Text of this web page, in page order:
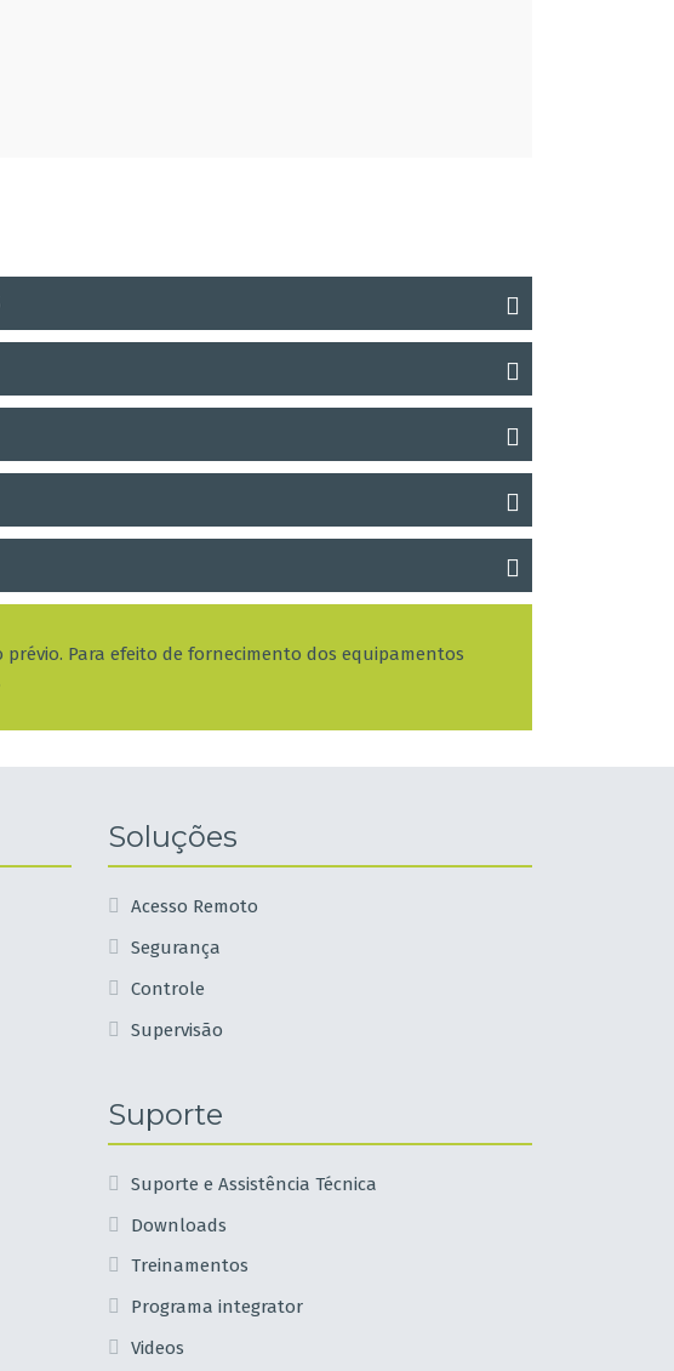
Para efeito de fornecimento dos equipamentos
Soluções
Acesso Remoto
Segurança
Controle
Supervisão
Suporte
Suporte e Assistência Técnica
Downloads
Treinamentos
Programa integrator
Videos